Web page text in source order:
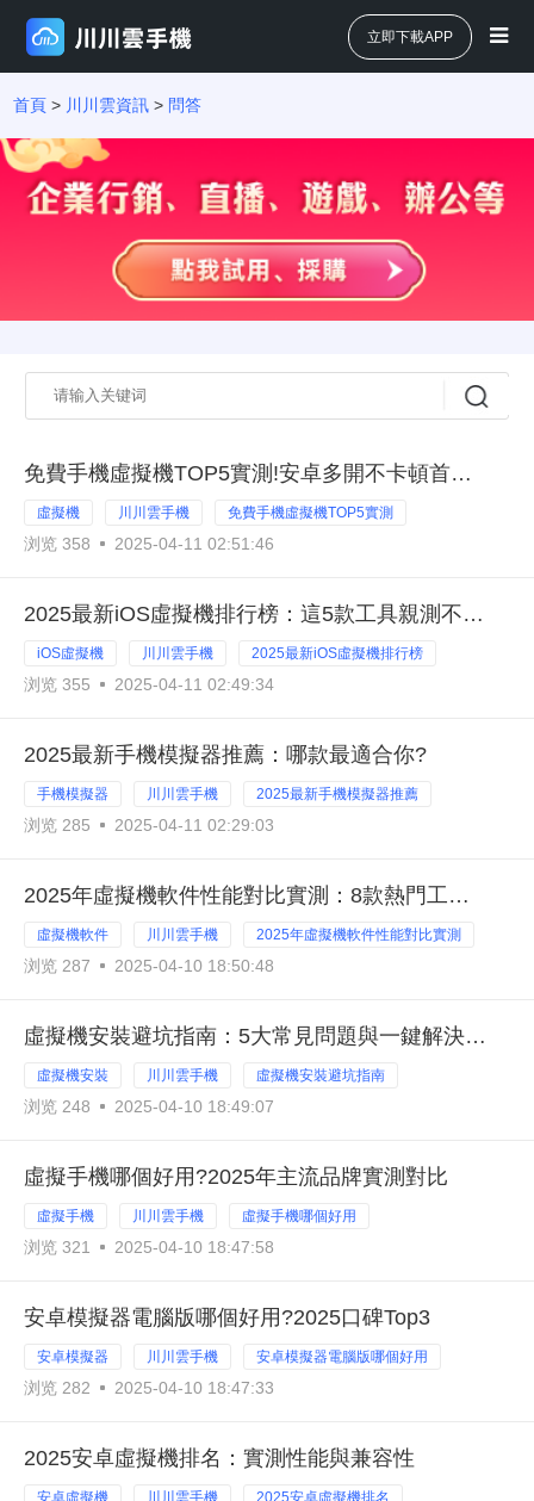
立即下載APP
首頁 > 川川雲資訊 > 問答
免費手機虛擬機TOP5實測!安卓多開不卡頓首選這幾款免費手機
虛擬機 川川雲手機 免費手機虛擬機TOP5實測
浏览 358 2025-04-11 02:51:46
2025最新iOS虛擬機排行榜：這5款工具親測不卡頓
iOS虛擬機 川川雲手機 2025最新iOS虛擬機排行榜
浏览 355 2025-04-11 02:49:34
2025最新手機模擬器推薦：哪款最適合你?
手機模擬器 川川雲手機 2025最新手機模擬器推薦
浏览 285 2025-04-11 02:29:03
2025年虛擬機軟件性能對比實測：8款熱門工具排行榜
虛擬機軟件 川川雲手機 2025年虛擬機軟件性能對比實測
浏览 287 2025-04-10 18:50:48
虛擬機安裝避坑指南：5大常見問題與一鍵解決方案
虛擬機安裝 川川雲手機 虛擬機安裝避坑指南
浏览 248 2025-04-10 18:49:07
虛擬手機哪個好用?2025年主流品牌實測對比
虛擬手機 川川雲手機 虛擬手機哪個好用
浏览 321 2025-04-10 18:47:58
安卓模擬器電腦版哪個好用?2025口碑Top3
安卓模擬器 川川雲手機 安卓模擬器電腦版哪個好用
浏览 282 2025-04-10 18:47:33
2025安卓虛擬機排名：實測性能與兼容性
安卓虛擬機 川川雲手機 2025安卓虛擬機排名